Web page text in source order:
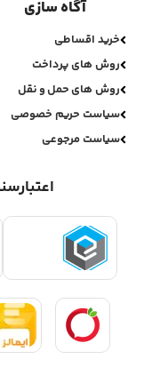
آگاه سازی
خرید اقساطی
روش های پرداخت
روش های حمل و نقل
سیاست حریم خصوصی
سیاست مرجوعی